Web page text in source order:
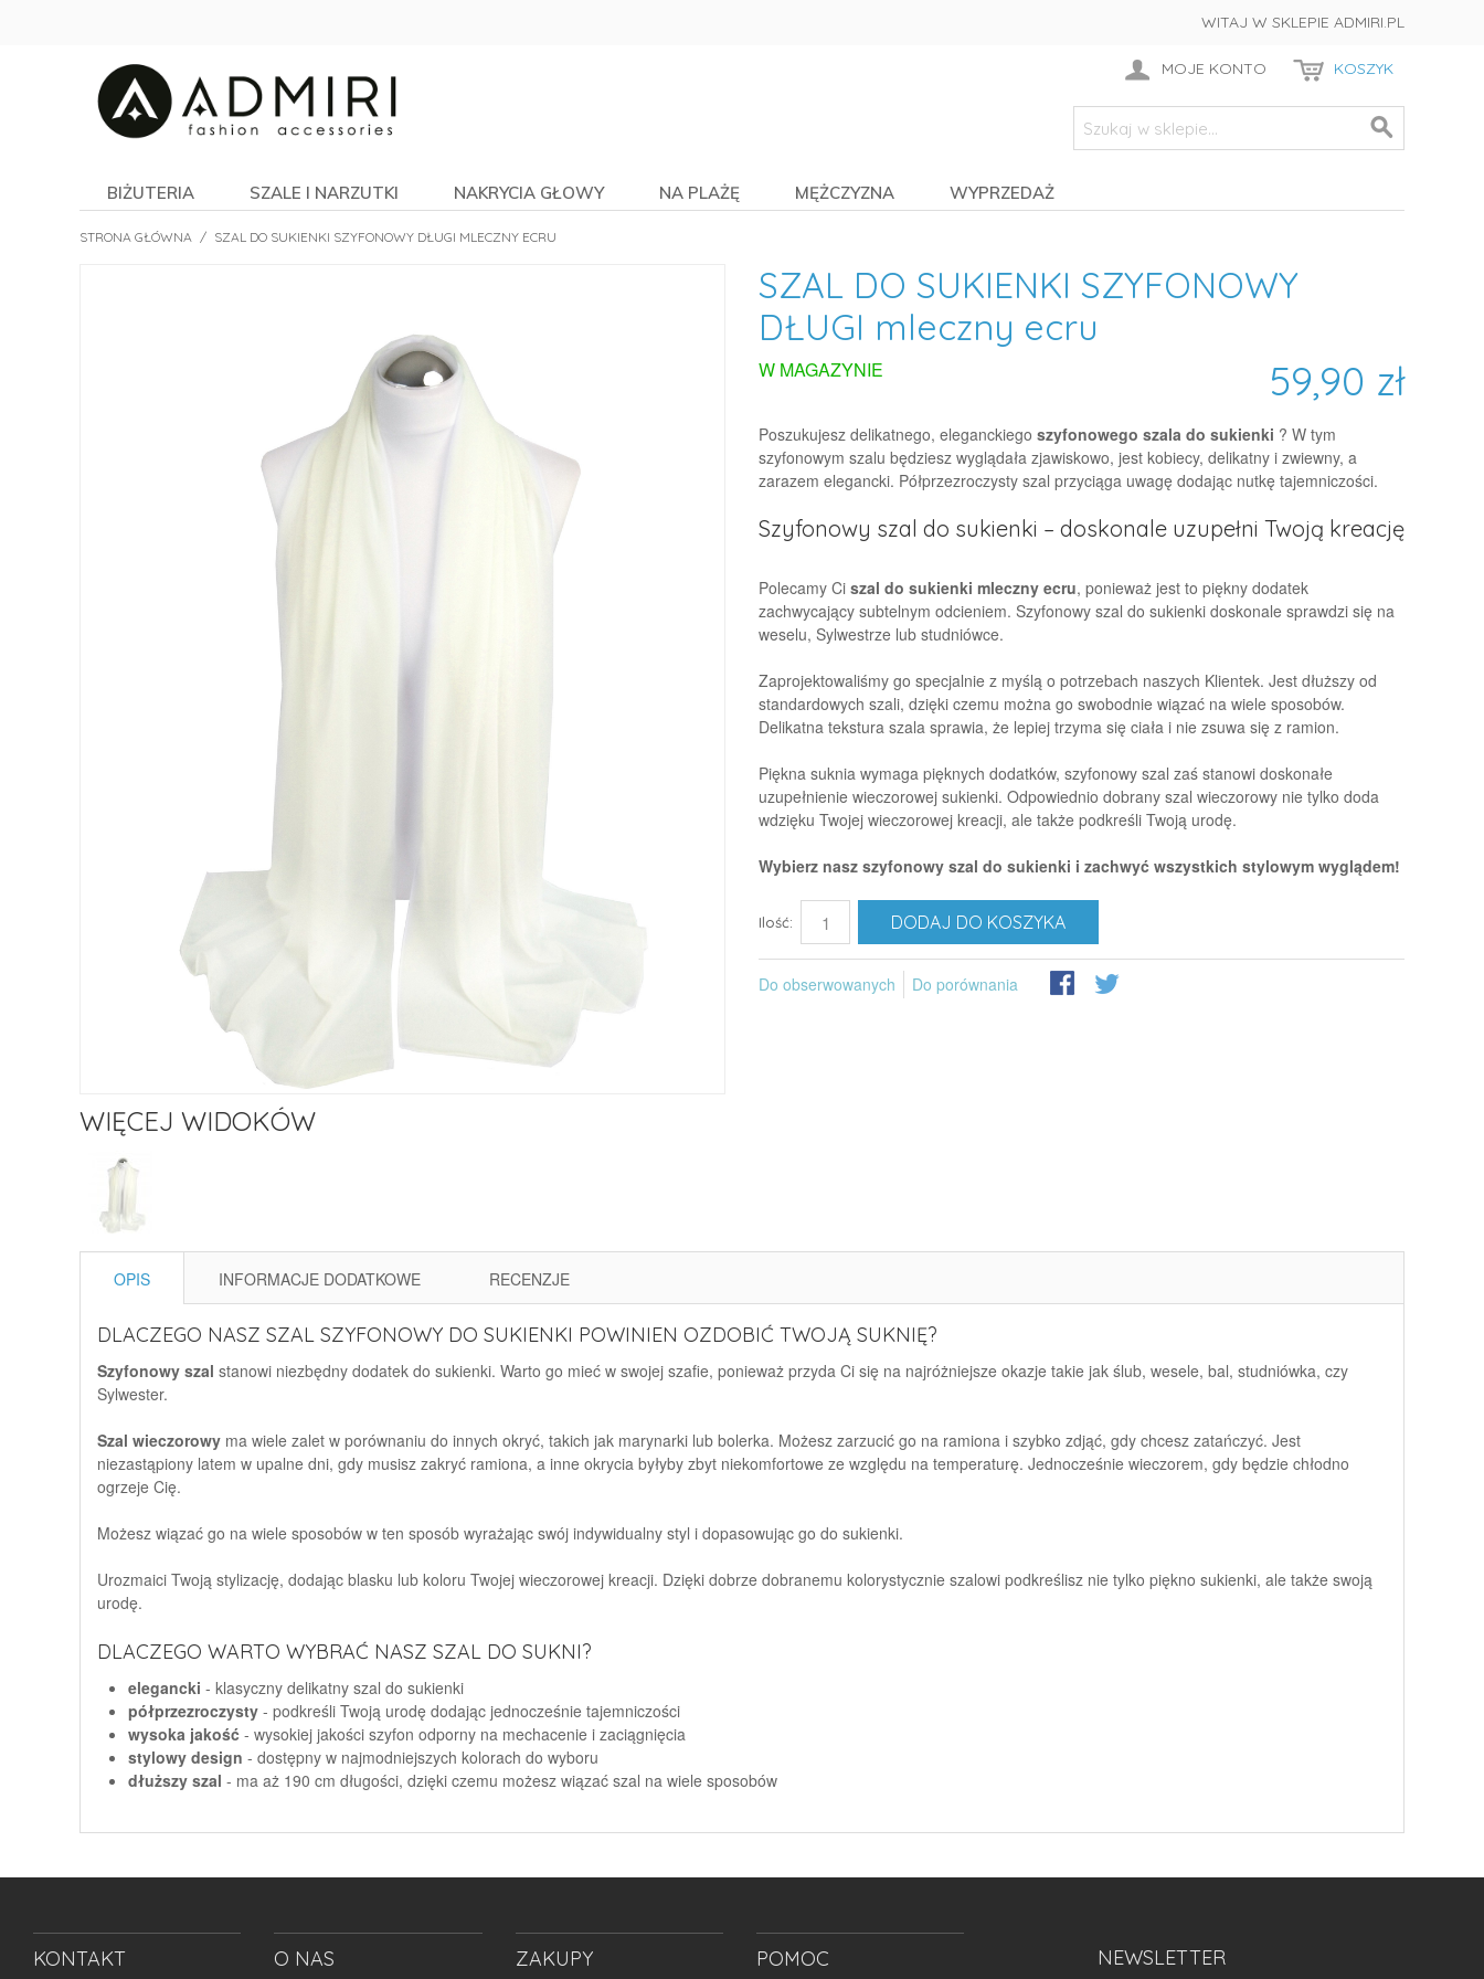
WITAJ W SKLEPIE ADMIRI.PL
MOJE KONTO KOSZYK
BIŻUTERIA SZALE I NARZUTKI NAKRYCIA GŁOWY NA PLAŻĘ MĘŻCZYZNA WYPRZEDAŻ
STRONA GŁÓWNA / SZAL DO SUKIENKI SZYFONOWY DŁUGI MLECZNY ECRU
WIĘCEJ WIDOKÓW
SZAL DO SUKIENKI SZYFONOWY
DŁUGI mleczny ecru
59,90 zł
W MAGAZYNIE
Poszukujesz delikatnego, eleganckiego szyfonowego szala do sukienki ? W tym
szyfonowym szalu będziesz wyglądała zjawiskowo, jest kobiecy, delikatny i zwiewny, a
zarazem elegancki. Półprzezroczysty szal przyciąga uwagę dodając nutkę tajemniczości.
Szyfonowy szal do sukienki – doskonale uzupełni Twoją kreację
Polecamy Ci szal do sukienki mleczny ecru, ponieważ jest to piękny dodatek
zachwycający subtelnym odcieniem. Szyfonowy szal do sukienki doskonale sprawdzi się na
weselu, Sylwestrze lub studniówce.
Zaprojektowaliśmy go specjalnie z myślą o potrzebach naszych Klientek. Jest dłuższy od
standardowych szali, dzięki czemu można go swobodnie wiązać na wiele sposobów.
Delikatna tekstura szala sprawia, że lepiej trzyma się ciała i nie zsuwa się z ramion.
Piękna suknia wymaga pięknych dodatków, szyfonowy szal zaś stanowi doskonałe
uzupełnienie wieczorowej sukienki. Odpowiednio dobrany szal wieczorowy nie tylko doda
wdzięku Twojej wieczorowej kreacji, ale także podkreśli Twoją urodę.
Wybierz nasz szyfonowy szal do sukienki i zachwyć wszystkich stylowym wyglądem!
Ilość: DODAJ DO KOSZYKA
Do obserwowanych Do porównania
OPIS INFORMACJE DODATKOWE RECENZJE
DLACZEGO NASZ SZAL SZYFONOWY DO SUKIENKI POWINIEN OZDOBIĆ TWOJĄ SUKNIĘ?
Szyfonowy szal stanowi niezbędny dodatek do sukienki. Warto go mieć w swojej szafie, ponieważ przyda Ci się na najróżniejsze okazje takie jak ślub, wesele, bal, studniówka, czy
Sylwester.
Szal wieczorowy ma wiele zalet w porównaniu do innych okryć, takich jak marynarki lub bolerka. Możesz zarzucić go na ramiona i szybko zdjąć, gdy chcesz zatańczyć. Jest
niezastąpiony latem w upalne dni, gdy musisz zakryć ramiona, a inne okrycia byłyby zbyt niekomfortowe ze względu na temperaturę. Jednocześnie wieczorem, gdy będzie chłodno
ogrzeje Cię.
Możesz wiązać go na wiele sposobów w ten sposób wyrażając swój indywidualny styl i dopasowując go do sukienki.
Urozmaici Twoją stylizację, dodając blasku lub koloru Twojej wieczorowej kreacji. Dzięki dobrze dobranemu kolorystycznie szalowi podkreślisz nie tylko piękno sukienki, ale także swoją
urodę.
DLACZEGO WARTO WYBRAĆ NASZ SZAL DO SUKNI?
elegancki - klasyczny delikatny szal do sukienki
półprzezroczysty - podkreśli Twoją urodę dodając jednocześnie tajemniczości
wysoka jakość - wysokiej jakości szyfon odporny na mechacenie i zaciągnięcia
stylowy design - dostępny w najmodniejszych kolorach do wyboru
dłuższy szal - ma aż 190 cm długości, dzięki czemu możesz wiązać szal na wiele sposobów
NEWSLETTER
KONTAKT O NAS ZAKUPY POMOC